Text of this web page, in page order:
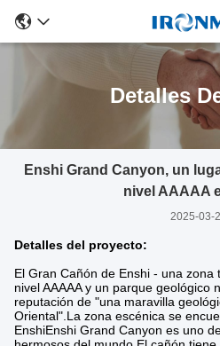
Detalles
Enshi Grand Canyon, un
nivel AAAAA
2025-03-
Detalles del proyecto:
El Gran Cañón de Enshi - una
nivel AAAAA y un parque geológico
reputación de "una maravilla
Oriental".La zona escénica se
EnshiEnshi Grand Canyon es uno